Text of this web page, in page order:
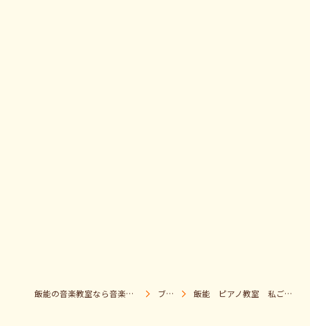
飯能の音楽教室なら音楽童クラブ Pパラダイス ブログ 飯能 ピアノ教室 私ごと。。。人前での演奏